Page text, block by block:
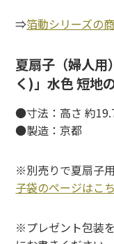
⇒箔動シリーズの
夏扇子（婦人用
く)」水色 短地
●寸法：高さ 約
●製造：京都
※別売りで夏扇子
子袋のページはこ
※プレゼント包装